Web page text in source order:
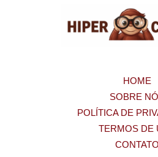
HOME
SOBRE
POLÍTICA DE
TERMOS DE
CONTATO